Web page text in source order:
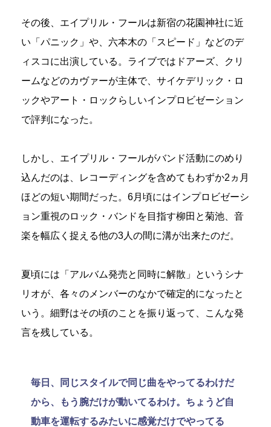
その後、エイプリル・フールは新宿の花園神社に近
い「パニック」や、六本木の「スピード」などのデ
ィスコに出演している。ライブではドアーズ、クリ
ームなどのカヴァーが主体で、サイケデリック・ロ
ックやアート・ロックらしいインプロビゼーション
で評判になった。
しかし、エイプリル・フールがバンド活動にのめり
込んだのは、レコーディングを含めてもわずか2ヵ月
ほどの短い期間だった。6月頃にはインプロビゼーシ
ョン重視のロック・バンドを目指す柳田と菊池、音
楽を幅広く捉える他の3人の間に溝が出来たのだ。
夏頃には「アルバム発売と同時に解散」というシナ
リオが、各々のメンバーのなかで確定的になったと
いう。細野はその頃のことを振り返って、こんな発
言を残している。
毎日、同じスタイルで同じ曲をやってるわけだ
から、もう腕だけが動いてるわけ。ちょうど自
動車を運転するみたいに感覚だけでやってる